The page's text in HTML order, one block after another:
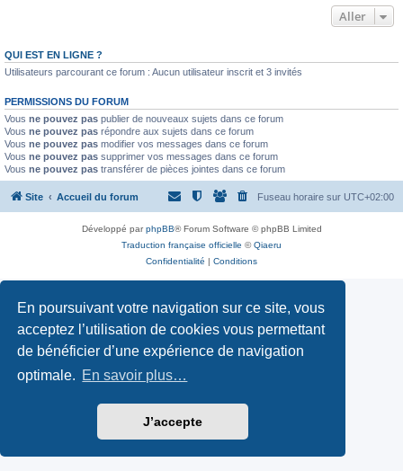
En poursuivant votre navigation sur ce site, vous
acceptez l’utilisation de cookies vous permettant
de bénéficier d’une expérience de navigation
optimale. En savoir plus…
J’accepte
Aller
QUI EST EN LIGNE ?
Utilisateurs parcourant ce forum : Aucun utilisateur inscrit et 3 invités
PERMISSIONS DU FORUM
Vous ne pouvez pas publier de nouveaux sujets dans ce forum
Vous ne pouvez pas répondre aux sujets dans ce forum
Vous ne pouvez pas modifier vos messages dans ce forum
Vous ne pouvez pas supprimer vos messages dans ce forum
Vous ne pouvez pas transférer de pièces jointes dans ce forum
Site Accueil du forum Fuseau horaire sur UTC+02:00
Développé parphpBB® Forum Software © phpBB Limited
Traduction française officielle ©Qiaeru
Confidentialité | Conditions